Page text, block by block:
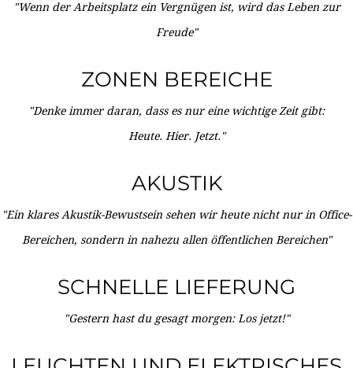
"Wenn der Arbeitsplatz ein Vergnügen ist, wird das Leben zur
Freude"
ZONEN BEREICHE
"Denke immer daran, dass es nur eine wichtige Zeit gibt:
Heute. Hier. Jetzt."
AKUSTIK
"Ein klares Akustik-Bewustsein sehen wir heute nicht nur in Office-
Bereichen, sondern in nahezu allen öffentlichen Bereichen"
SCHNELLE LIEFERUNG
"Gestern hast du gesagt morgen: Los jetzt!"